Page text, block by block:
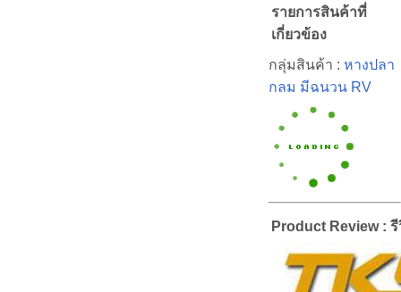
รายการสินค้าที่
เกี่ยวข้อง
กลุ่มสินค้า : หางปลา
กลม มีฉนวน RV
Product Review :